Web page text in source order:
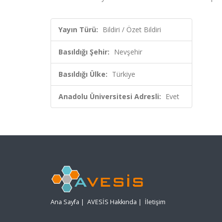
Yayın Türü: Bildiri / Özet Bildiri
Basıldığı Şehir: Nevşehir
Basıldığı Ülke: Türkiye
Anadolu Üniversitesi Adresli: Evet
Ana Sayfa | AVESİS Hakkında | İletişim